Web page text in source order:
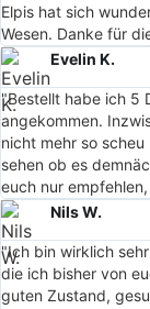
Elpis hat sich
Wesen. Danke für
Evelin K.
"Bestellt habe ich 5
angekommen.
nicht mehr so
sehen ob es
euch nur
Nils W.
"Ich bin wirklich
die ich bisher von
guten Zustand,